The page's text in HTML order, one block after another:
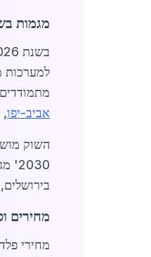
מגמות
אביב-יפו,
בירושלים, נעשה שימוש ב-
מחירים